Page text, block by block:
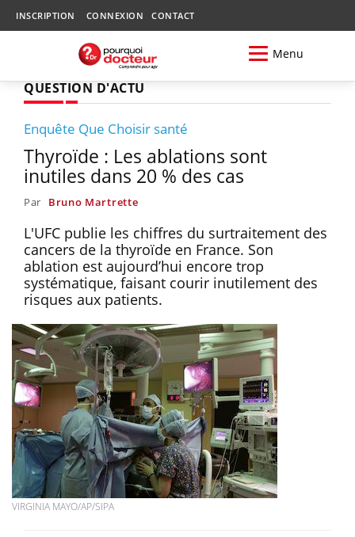
INSCRIPTION CONNEXION CONTACT
Menu
QUESTION D'ACTU
Enquête Que Choisir santé
Thyroïde : Les ablations sont
inutiles dans 20 % des cas
Par Bruno Martrette
L'UFC publie les chiffres du surtraitement des
cancers de la thyroïde en France. Son
ablation est aujourd’hui encore trop
systématique, faisant courir inutilement des
risques aux patients.
VIRGINIA MAYO/AP/SIPA